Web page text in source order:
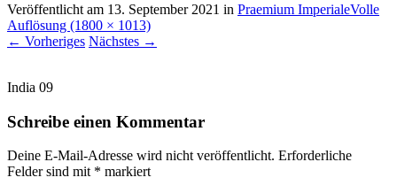
Veröffentlicht am 13. September 2021 in Praemium ImperialeVolle
Auflösung (1800 × 1013)
← Vorheriges Nächstes →
India 09
Schreibe einen Kommentar
Deine E-Mail-Adresse wird nicht veröffentlicht. Erforderliche
Felder sind mit * markiert